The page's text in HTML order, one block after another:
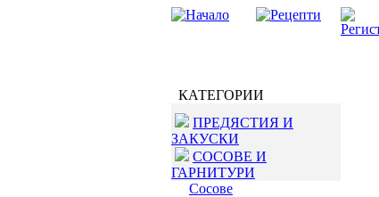
КАТЕГОРИИ
ПРЕДЯСТИЯ И
ЗАКУСКИ
СОСОВЕ И
ГАРНИТУРИ
Сосове